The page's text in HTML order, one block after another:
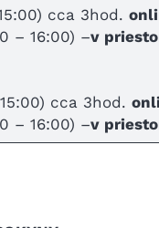
cca 3hod.
– 16:00) –v
cca 3hod.
– 16:00) –v